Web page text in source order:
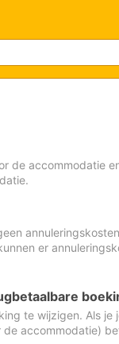
de accommodatie
er
te wijzigen. Als je
accommodatie)